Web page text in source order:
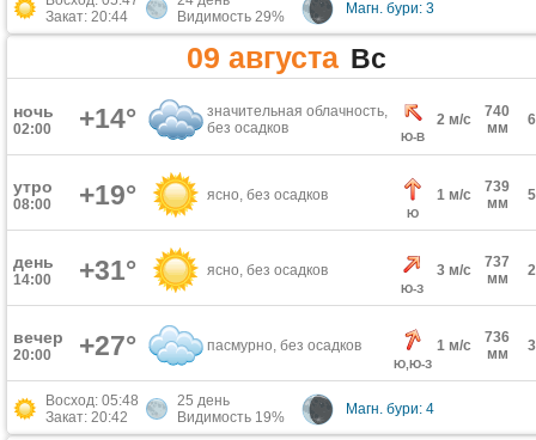
Закат: 20:44
Видимость 29%
Магн. бури: 3
09 августа Вс
ночь
02:00 +14°
значительная облачность,
без осадков
Ю-В
2 м/с
740
мм
утро
08:00 +19° ясно, без осадков
Ю
1 м/с
739
мм
день
14:00 +31° ясно, без осадков
Ю-З
3 м/с
737
мм
вечер
20:00 +27° пасмурно, без осадков
Ю,Ю-З
1 м/с
736
мм
Восход: 05:48
Закат: 20:42
25 день
Видимость 19%
Магн. бури: 4